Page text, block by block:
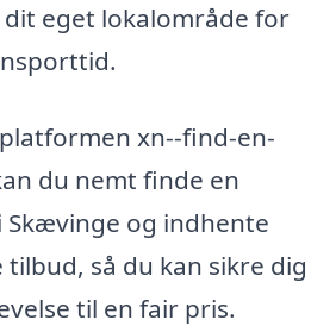
eget lokalområde for
xn--find-en-
du nemt finde en
og indhente
så du kan sikre dig
til en fair pris.